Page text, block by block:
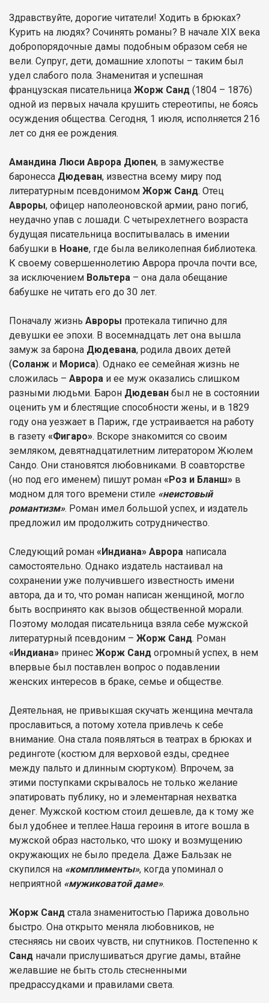
Здравствуйте, дорогие читатели! Ходить в брюках?
Курить на людях? Сочинять романы? В начале XIX века
добропорядочные дамы подобным образом себя не
вели. Супруг, дети, домашние хлопоты – таким был
удел слабого пола. Знаменитая и успешная
французская писательница Жорж Санд (1804 – 1876)
одной из первых начала крушить стереотипы, не боясь
осуждения общества. Сегодня, 1 июля, исполняется 216
лет со дня ее рождения.
Амандина Люси Аврора Дюпен, в замужестве
баронесса Дюдеван, известна всему миру под
литературным псевдонимом Жорж Санд. Отец
Авроры, офицер наполеоновской армии, рано погиб,
неудачно упав с лошади. С четырехлетнего возраста
будущая писательница воспитывалась в имении
бабушки в Ноане, где была великолепная библиотека.
К своему совершеннолетию Аврора прочла почти все,
за исключением Вольтера – она дала обещание
бабушке не читать его до 30 лет.
Поначалу жизнь Авроры протекала типично для
девушки ее эпохи. В восемнадцать лет она вышла
замуж за барона Дюдевана, родила двоих детей
(Соланж и Мориса). Однако ее семейная жизнь не
сложилась – Аврора и ее муж оказались слишком
разными людьми. Барон Дюдеван был не в состоянии
оценить ум и блестящие способности жены, и в 1829
году она уезжает в Париж, где устраивается на работу
в газету «Фигаро». Вскоре знакомится со своим
земляком, девятнадцатилетним литератором Жюлем
Сандо. Они становятся любовниками. В соавторстве
(но под его именем) пишут роман «Роз и Бланш» в
модном для того времени стиле «неистовый
романтизм». Роман имел большой успех, и издатель
предложил им продолжить сотрудничество.
Следующий роман «Индиана» Аврора написала
самостоятельно. Однако издатель настаивал на
сохранении уже получившего известность имени
автора, да и то, что роман написан женщиной, могло
быть воспринято как вызов общественной морали.
Поэтому молодая писательница взяла себе мужской
литературный псевдоним – Жорж Санд. Роман
«Индиана» принес Жорж Санд огромный успех, в нем
впервые был поставлен вопрос о подавлении
женских интересов в браке, семье и обществе.
Деятельная, не привыкшая скучать женщина мечтала
прославиться, а потому хотела привлечь к себе
внимание. Она стала появляться в театрах в брюках и
рединготе (костюм для верховой езды, среднее
между пальто и длинным сюртуком). Впрочем, за
этими поступками скрывалось не только желание
эпатировать публику, но и элементарная нехватка
денег. Мужской костюм стоил дешевле, да к тому же
был удобнее и теплее.Наша героиня в итоге вошла в
мужской образ настолько, что шоку и возмущению
окружающих не было предела. Даже Бальзак не
скупился на «комплименты», когда упоминал о
неприятной «мужиковатой даме».
Жорж Санд стала знаменитостью Парижа довольно
быстро. Она открыто меняла любовников, не
стесняясь ни своих чувств, ни спутников. Постепенно к
Санд начали прислушиваться другие дамы, втайне
желавшие не быть столь стесненными
предрассудками и правилами света.